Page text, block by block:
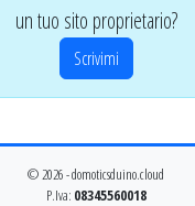
un tuo sito proprietario?
Scrivimi
© 2026 - domoticsduino.cloud
P.Iva: 08345560018